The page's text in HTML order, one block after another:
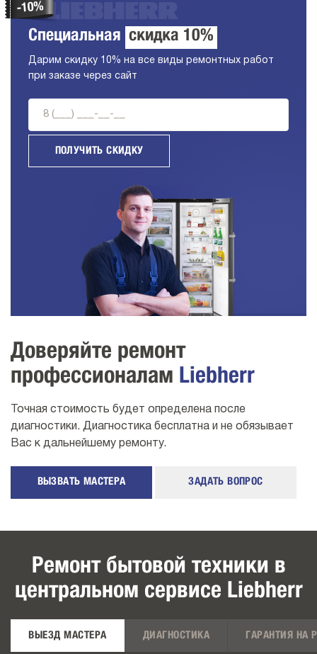
Специальная скидка 10%
Дарим скидку 10% на все виды ремонтных работ
при заказе через сайт
ПОЛУЧИТЬ СКИДКУ
Доверяйте ремонт
профессионалам Liebherr
Точная стоимость будет определена после
диагностики. Диагностика бесплатна и не обязывает
Вас к дальнейшему ремонту.
ВЫЗВАТЬ МАСТЕРА ЗАДАТЬ ВОПРОС
Ремонт бытовой техники в
центральном сервисе Liebherr
ВЫЕЗД МАСТЕРА ДИАГНОСТИКА ГАРАНТИЯ НА